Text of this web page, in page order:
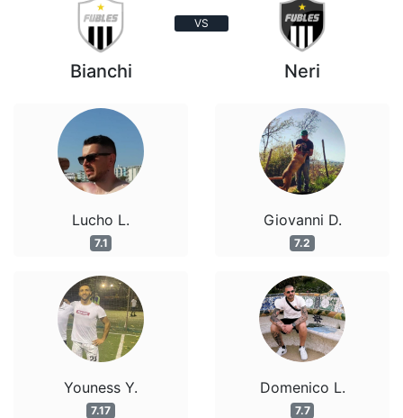
VS
Bianchi
Lucho L.
7.1
Youness Y.
7.17
Neri
Giovanni D.
7.2
Domenico L.
7.7